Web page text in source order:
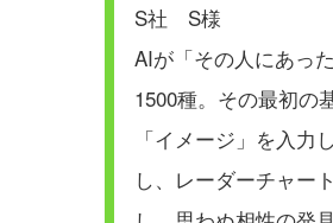
S社 S様
AIが「その人にあっ
1500種。その最初の
「イメージ」を入
し、レーダーチャー